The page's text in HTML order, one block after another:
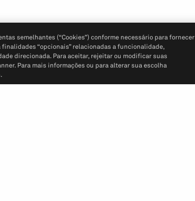
semelhantes (“Cookies”) conforme necessário para fornecer
“opcionais” relacionadas a funcionalidade,
direcionada. Para aceitar, rejeitar ou modificar suas
Para mais informações ou para alterar sua escolha